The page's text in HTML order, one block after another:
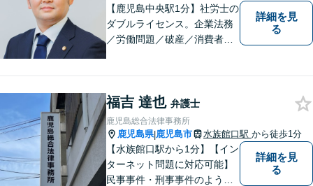
ださい。
【鹿児島中央駅1分】社労士の
ダブルライセンス。企業法務
／労働問題／破産／消費者問
をしておりました。丁寧なヒ
アリングで、ご相談の全容を
明らかにし、納得のいく解決
を目指します。
詳細を見
る
福吉 達也 弁護士
鹿児島総合法律事務所
鹿児島県|鹿児島市 水族館口駅 から徒歩1分
【水族館口駅から1分】【イン
ターネット問題に対応可能】
民事事件・刑事事件のような
詳細を見
る